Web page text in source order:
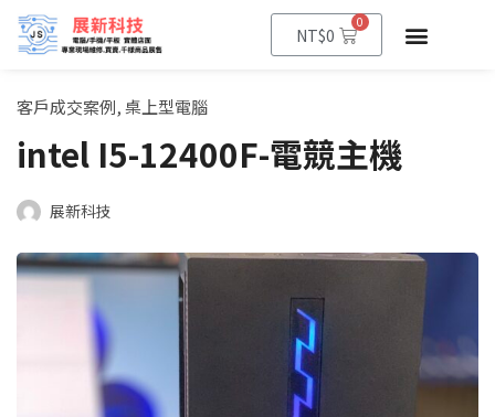
NT$0
0
客戶成交案例,桌上型電腦
intel I5-12400F-電競主機
展新科技